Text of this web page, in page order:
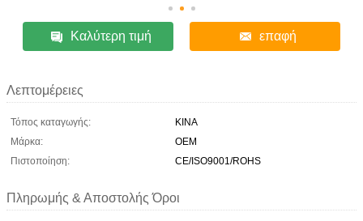
Καλύτερη τιμή επαφή
Λεπτομέρειες
Τόπος καταγωγής:
ΚΙΝΑ
Μάρκα:
OEM
Πιστοποίηση:
CE/ISO9001/ROHS
Πληρωμής & Αποστολής Όροι